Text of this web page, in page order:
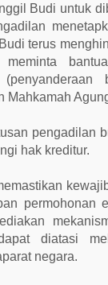
Budi untuk
terus
Mahkamah
pengadilan
hak kreditur.
permohonan
diatasi
negara.